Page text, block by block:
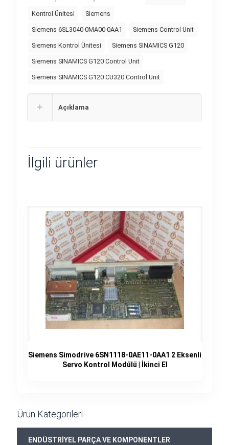
Kontrol Ünitesi Siemens
Siemens 6SL3040-0MA00-0AA1 Siemens Control Unit
Siemens Kontrol Ünitesi Siemens SINAMICS G120
Siemens SINAMICS G120 Control Unit
Siemens SINAMICS G120 CU320 Control Unit
Açıklama
İlgili ürünler
Siemens Simodrive 6SN1118-0AE11-0AA1 2 Eksenli
Servo Kontrol Modülü | İkinci El
Ürün Kategorileri
ENDÜSTRİYEL PARÇA VE KOMPONENTLER